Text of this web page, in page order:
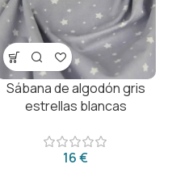
Sábana de algodón gris
estrellas blancas
€